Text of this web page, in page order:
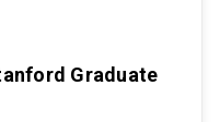
Graduate